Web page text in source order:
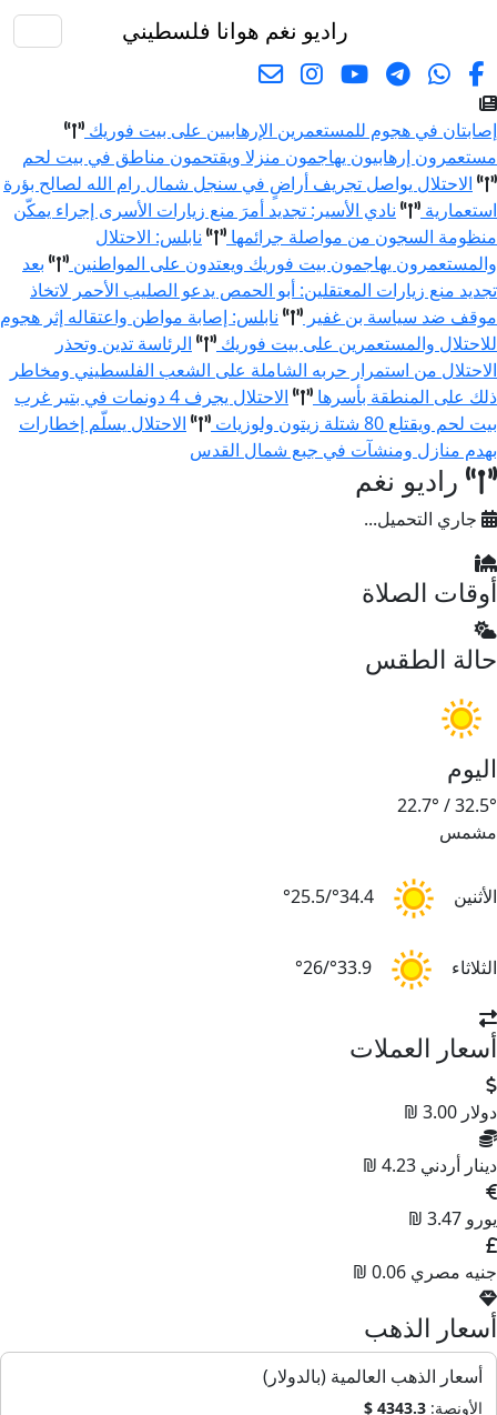
راديو نغم هوانا فلسطيني
إصابتان في هجوم للمستعمرين الإرهابيين على بيت فوريك
مستعمرون إرهابيون يهاجمون منزلا ويقتحمون مناطق في بيت لحم
الاحتلال يواصل تجريف أراضٍ في سنجل شمال رام الله لصالح بؤرة
استعمارية
نادي الأسير: تجديد أمرَ منع زيارات الأسرى إجراء يمكّن
منظومة السجون من مواصلة جرائمها
نابلس: الاحتلال
والمستعمرون يهاجمون بيت فوريك ويعتدون على المواطنين
بعد
تجديد منع زيارات المعتقلين: أبو الحمص يدعو الصليب الأحمر لاتخاذ
موقف ضد سياسة بن غفير
نابلس: إصابة مواطن واعتقاله إثر هجوم
للاحتلال والمستعمرين على بيت فوريك
الرئاسة تدين وتحذر
الاحتلال من استمرار حربه الشاملة على الشعب الفلسطيني ومخاطر
ذلك على المنطقة بأسرها
الاحتلال يجرف 4 دونمات في بتير غرب
بيت لحم ويقتلع 80 شتلة زيتون ولوزيات
الاحتلال يسلّم إخطارات
بهدم منازل ومنشآت في جبع شمال القدس
راديو نغم
جاري التحميل...
أوقات الصلاة
حالة الطقس
اليوم
32.5°
/
22.7°
مشمس
الأثنين 34.4°/25.5°
الثلاثاء 33.9°/26°
أسعار العملات
دولار 3.00 ₪
دينار أردني 4.23 ₪
يورو 3.47 ₪
جنيه مصري 0.06 ₪
أسعار الذهب
أسعار الذهب العالمية (بالدولار)
الأونصة: 4343.3 $